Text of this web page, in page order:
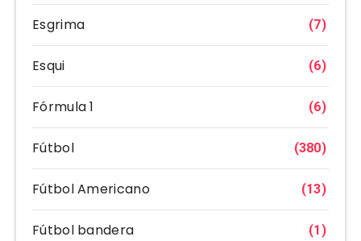
Esgrima (7)
Esqui (6)
Fórmula 1 (6)
Fútbol (380)
Fútbol Americano (13)
Fútbol bandera (1)